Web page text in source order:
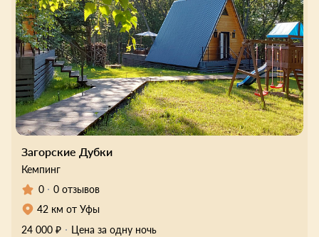
Загорские Дубки
Кемпинг
0
0 отзывов
42 км от Уфы
24 000 ₽
Цена за одну ночь